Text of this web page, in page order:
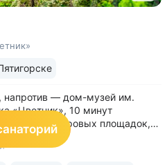
напротив — дом-музей им.
«Цветник», 10 минут
смотровых площадок,
углекисло-сероводородной
этого источника можно